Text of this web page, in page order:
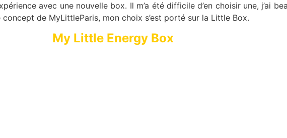
avec une nouvelle box. Il m’a été difficile d’en choisir une, j’ai
de MyLittleParis, mon choix s’est porté sur la Little Box.
My Little Energy Box